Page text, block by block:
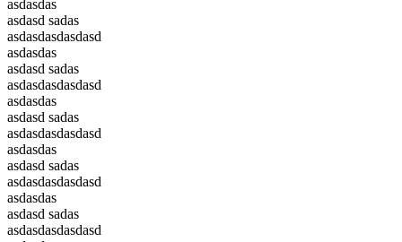
asdasdas
asdasd sadas
asdasdasdasdasd
asdasdas
asdasd sadas
asdasdasdasdasd
asdasdas
asdasd sadas
asdasdasdasdasd
asdasdas
asdasd sadas
asdasdasdasdasd
asdasdas
asdasd sadas
asdasdasdasdasd